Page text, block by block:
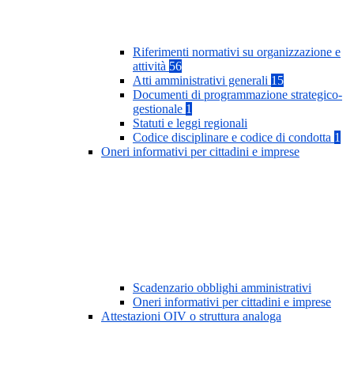
Riferimenti normativi su organizzazione e
attività 56
Atti amministrativi generali 15
Documenti di programmazione strategico-
gestionale 1
Statuti e leggi regionali
Codice disciplinare e codice di condotta 1
Oneri informativi per cittadini e imprese
Scadenzario obblighi amministrativi
Oneri informativi per cittadini e imprese
Attestazioni OIV o struttura analoga